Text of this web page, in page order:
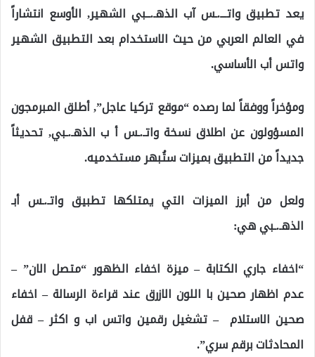
يعد تطبيق واتـــ.ـس آب الذهـ.ــبي الشهير, الأوسع انتشاراً
في العالم العربي من حيث الاستخدام بعد التطبيق الشهير
واتس أب الأساسي.
ومؤخراً ووفقاً لما رصده “موقع تركيا عاجل”, أطلق المبرمجون
المسؤولون عن اطلاق نسخة واتـ.ـس أ ب الذهـ.ـبي, تحديثاً
جديداً من التطبيق بميزات ستُبهر مستخدميه.
ولعل من أبرز الميزات التي يمتلكها تطبيق واتـ.ـس أبـ
الذهـ.ـبي هي:
“اخفاء جاري الكتابة – ميزة اخفاء الظهور “متصل الان” –
عدم اظهار صحين با اللون الازرق عند قراءة الرسالة – اخفاء
صحين الاستلام – تشغيل رقمين واتس اب و اكثر – قفل
المحادثات برقم سري”.